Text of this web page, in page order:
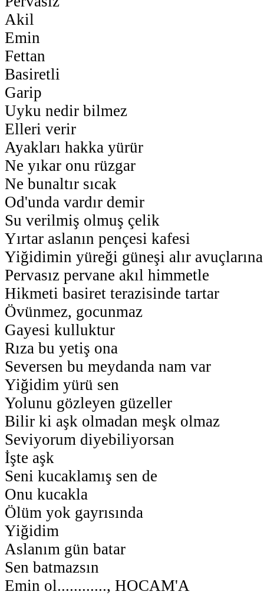
Akil
Emin
Fettan
Basiretli
Garip
Uyku nedir bilmez
Elleri verir
Ayakları hakka yürür
Ne yıkar onu rüzgar
Ne bunaltır sıcak
Od'unda vardır demir
Su verilmiş olmuş çelik
Yırtar aslanın pençesi kafesi
Yiğidimin yüreği güneşi alır avuçlarına
Pervasız pervane akıl himmetle
Hikmeti basiret terazisinde tartar
Övünmez, gocunmaz
Gayesi kulluktur
Rıza bu yetiş ona
Seversen bu meydanda nam var
Yiğidim yürü sen
Yolunu gözleyen güzeller
Bilir ki aşk olmadan meşk olmaz
Seviyorum diyebiliyorsan
İşte aşk
Seni kucaklamış sen de
Onu kucakla
Ölüm yok gayrısında
Yiğidim
Aslanım gün batar
Sen batmazsın
Emin ol............, HOCAM'A